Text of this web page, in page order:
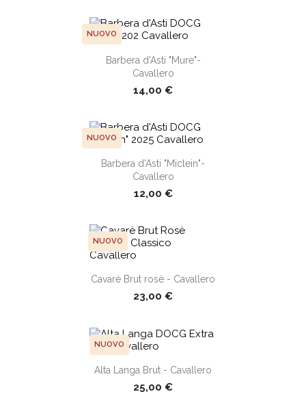
shopping_cart
Barbera d'Asti "Mure"-
Cavallero
14,00 €
NUOVO
shopping_cart
Barbera d'Asti "Miclein"-
Cavallero
12,00 €
NUOVO
shopping_cart
Cavarè Brut rosè - Cavallero
23,00 €
NUOVO
shopping_cart
Alta Langa Brut - Cavallero
25,00 €
NUOVO